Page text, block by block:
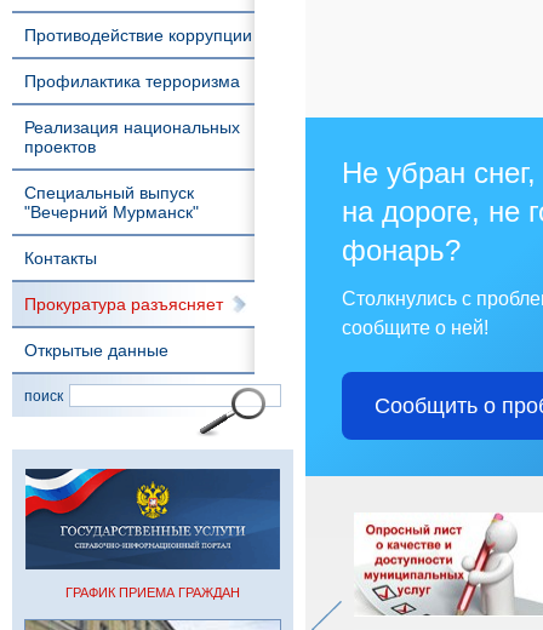
Противодействие коррупции
Профилактика терроризма
Реализация национальных
проектов
Специальный выпуск
"Вечерний Мурманск"
Контакты
Прокуратура разъясняет
Открытые данные
поиск
ГРАФИК ПРИЕМА ГРАЖДАН
Не убран
на дороге, не
фонарь?
Столкнулись с
сообщите о ней!
Сообщить о